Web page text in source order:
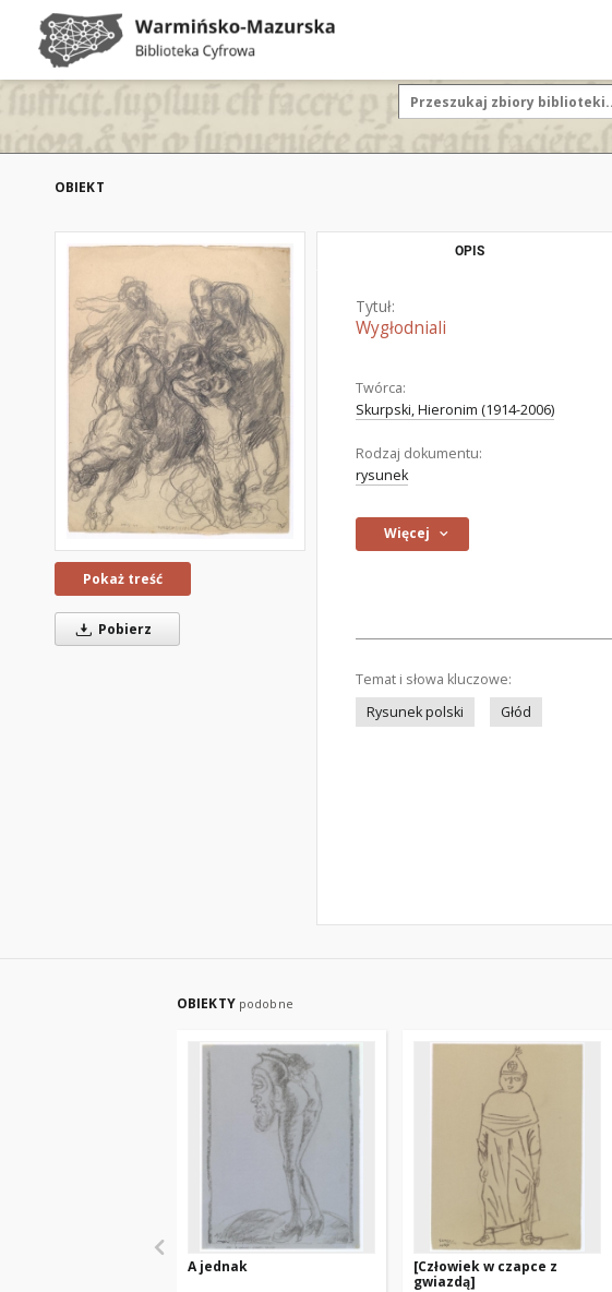
OBIEKT
Pokaż treść
Pobierz
OPIS
Tytuł:
Wygłodniali
Twórca:
Skurpski, Hieronim (1914-2006)
Rodzaj dokumentu:
rysunek
Więcej
Temat i słowa kluczowe:
Rysunek polski
Głód
OBIEKTY podobne
A jednak
[Człowiek w czapce z
gwiazdą]